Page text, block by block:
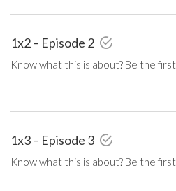
1x2 – Episode 2
Know what this is about? Be the
1x3 – Episode 3
Know what this is about? Be the